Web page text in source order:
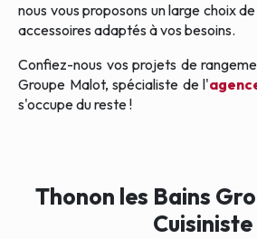
nous vous proposons un large choix
accessoires adaptés à vos besoins.
Confiez-nous vos projets de
Groupe Malot, spécialiste de l'
s'occupe du reste !
Thonon les Bains
Cuisiniste